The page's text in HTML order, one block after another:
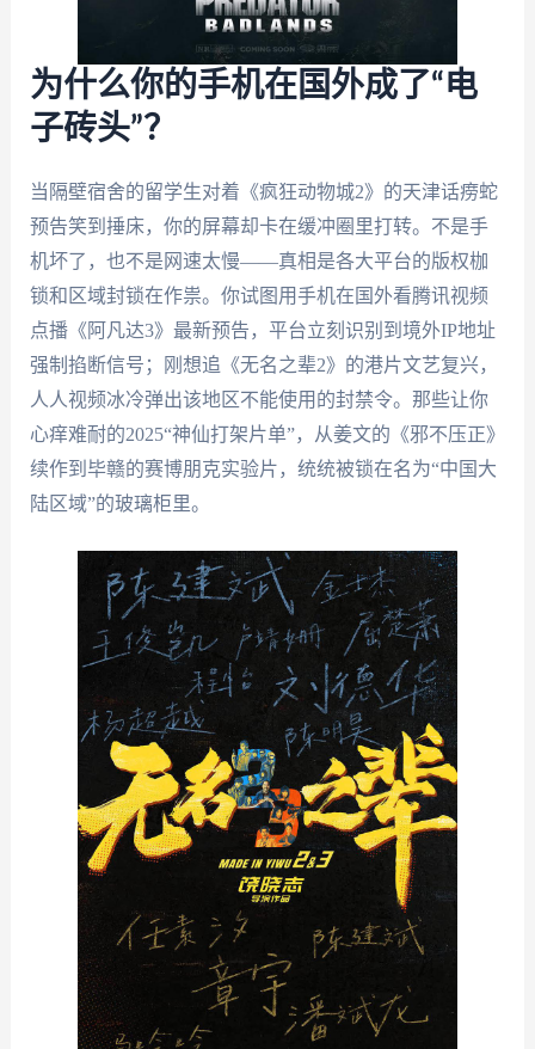
为什么你的手机在国外成了“电
子砖头”？
当隔壁宿舍的留学生对着《疯狂动物城2》的天津话痨蛇
预告笑到捶床，你的屏幕却卡在缓冲圈里打转。不是手
机坏了，也不是网速太慢——真相是各大平台的版权枷
锁和区域封锁在作祟。你试图用手机在国外看腾讯视频
点播《阿凡达3》最新预告，平台立刻识别到境外IP地址
强制掐断信号；刚想追《无名之辈2》的港片文艺复兴，
人人视频冰冷弹出该地区不能使用的封禁令。那些让你
心痒难耐的2025“神仙打架片单”，从姜文的《邪不压正》
续作到毕赣的赛博朋克实验片，统统被锁在名为“中国大
陆区域”的玻璃柜里。